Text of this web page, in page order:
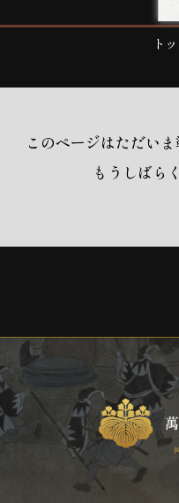
ト
このページはただい
もうしばら